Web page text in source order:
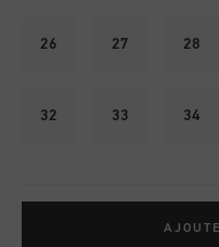
26 27 28
32 33 34